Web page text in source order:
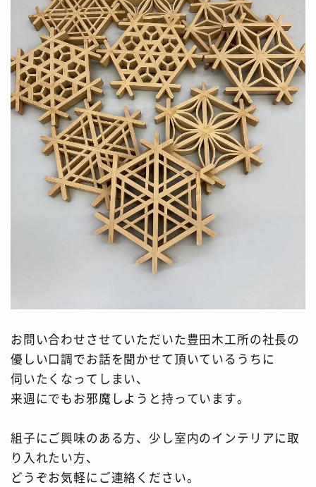
お問い合わせさせていただいた豊田木工所の社長の
優しい口調でお話を聞かせて頂いているうちに
伺いたくなってしまい、
来週にでもお邪魔しようと持っています。
組子にご興味のある方、少し室内のインテリアに取
り入れたい方、
どうぞお気軽にご連絡ください。